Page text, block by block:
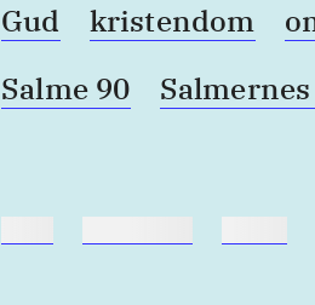
Gud kristendom
Salme 90